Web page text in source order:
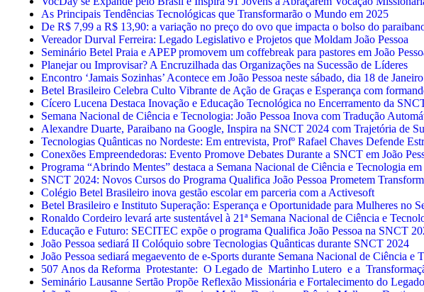
As Principais Tendências Tecnológicas que Transformarão o Mundo em 2025
De R$ 7,99 a R$ 13,90: a variação no preço do ovo que impacta o bolso do
Vereador Durval Ferreira: Legado Legislativo e Projetos que Moldam João Pessoa
Seminário Betel Praia e APEP promovem um coffebreak para pastores em João
Planejar ou Improvisar? A Encruzilhada das Organizações na Sucessão de Líderes
Encontro ‘Jamais Sozinhas’ Acontece em João Pessoa neste sábado, dia 18 de Janeiro
Betel Brasileiro Celebra Culto Vibrante de Ação de Graças e Esperança com
Cícero Lucena Destaca Inovação e Educação Tecnológica no Encerramento da
Semana Nacional de Ciência e Tecnologia: João Pessoa Inova com Tradução
Alexandre Duarte, Paraibano na Google, Inspira na SNCT 2024 com Trajetória de
Tecnologias Quânticas no Nordeste: Em entrevista, Profº Rafael Chaves Defende
Conexões Empreendedoras: Evento Promove Debates Durante a SNCT em João
Programa “Abrindo Mentes” destaca a Semana Nacional de Ciência e Tecnologia
SNCT 2024: Novos Cursos do Programa Qualifica João Pessoa Prometem
Colégio Betel Brasileiro inova gestão escolar em parceria com a Activesoft
Betel Brasileiro e Instituto Superação: Esperança e Oportunidade para Mulheres no
Ronaldo Cordeiro levará arte sustentável à 21ª Semana Nacional de Ciência e
Educação e Futuro: SECITEC expõe o programa Qualifica João Pessoa na SNCT
João Pessoa sediará II Colóquio sobre Tecnologias Quânticas durante SNCT 2024
João Pessoa sediará megaevento de e-Sports durante Semana Nacional de Ciência e
507 Anos da Reforma Protestante: O Legado de Martinho Lutero e a
Seminário Lausanne Sertão Propõe Reflexão Missionária e Fortalecimento do